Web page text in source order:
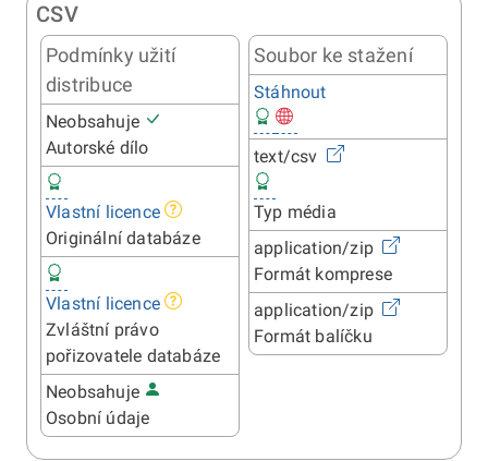
CSV
Podmínky užití
distribuce
Neobsahuje
Autorské dílo
Vlastní licence
Originální databáze
Vlastní licence
Zvláštní právo
pořizovatele databáze
Neobsahuje
Osobní údaje
Soubor ke stažení
Stáhnout
text/csv
Typ média
application/zip
Formát komprese
application/zip
Formát balíčku